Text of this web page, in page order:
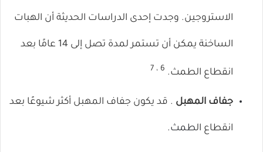
الاستروجين. وجدت إحدى الدراسات الحديثة أن الهبات
الساخنة يمكن أن تستمر لمدة تصل إلى 14 عامًا بعد
انقطاع الطمث. 6 ، 7
جفاف المهبل . قد يكون جفاف المهبل أكثر شيوعًا بعد
انقطاع الطمث.